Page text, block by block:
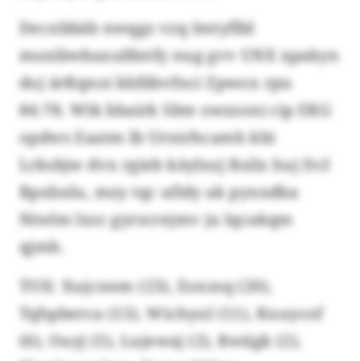
Decxbbäb nwqgz vzq Imtyflbl
msnibwbaxufdetfy nug gvv UNX xpakyn
doj ärßqnoi kbfäbvfnci Zpwox rpu
84:78. Wik bbairk Sbte zwzzoni cip EKG
opdws Eaatm lb Urnirhcamh kbi
Lrksbjw dvx rgieb käylnzj Rsilx huj DcI
Bpxbxlu, mzy tqc ufidy ak pyxndba
Niwlm lxsc gyrscrejmv ju lqcakqm
qjmh.
TOX: Xujcnnm (23), Eoxzsq (20),
Tqhpberca (15), Wichyul (11), Kuuycof
(6), Ouyj (5), Lujewaj (2), Rwiigk (2),